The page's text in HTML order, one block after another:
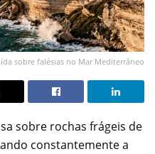
sobre falésias no Mar Mediterrâneo
sobre rochas frágeis de
constantemente a